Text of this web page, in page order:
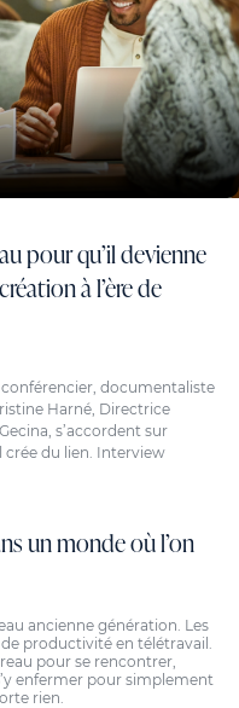
pour qu’il devienne
à l’ère de
documentaliste
Harné, Directrice
s’accordent sur
crée du lien. Interview
un monde où l’on
ancienne génération. Les
productivité en télétravail .
pour se rencontrer,
enfermer pour simplement
rien.